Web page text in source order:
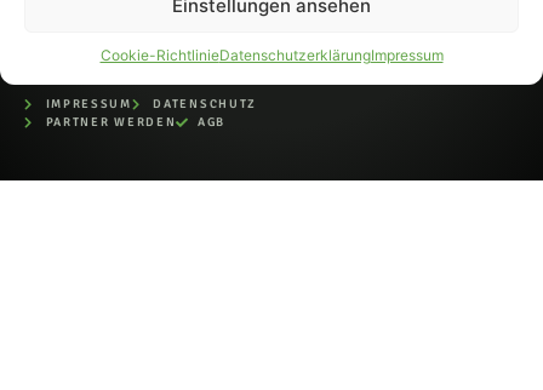
Einstellungen ansehen
Cookie-RichtlinieDatenschutzerklärungImpressum
IMPRESSUM
DATENSCHUTZ
PARTNER WERDEN
AGB